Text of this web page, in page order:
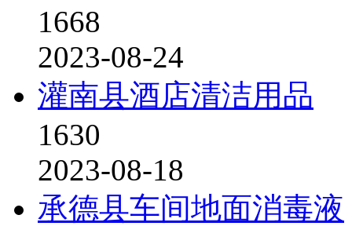
1668
2023-08-24
灌南县酒店清洁用品
1630
2023-08-18
承德县车间地面消毒液